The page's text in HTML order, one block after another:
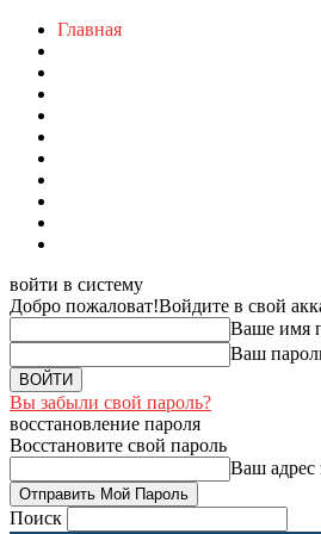
Главная
войти в систему
Добро пожаловат!Войдите в свой
Ваше имя
Ваш
Вы забыли свой пароль?
восстановление пароля
Восстановите свой пароль
Ваш адрес
Поиск